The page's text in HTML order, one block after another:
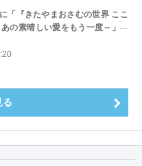
「『きたやまおさむの世界 ここ
の素晴しい愛をもう一度～」を
枝氏、歌手の平松稜大氏を招請
2026】
る